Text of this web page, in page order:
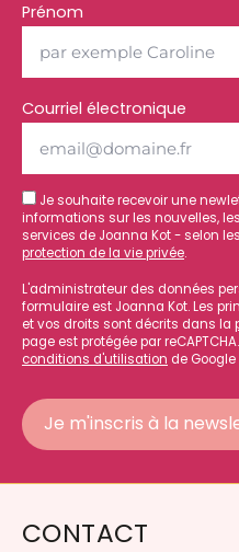
Prénom
Courriel électronique
Je souhaite recevoir une
informations sur les nouvelles,
services de Joanna Kot - selon
protection de la vie privée.
L'administrateur des données
formulaire est Joanna Kot. Les
et vos droits sont décrits dans la
page est protégée par
conditions d'utilisation de
Je m'inscris à la
CONTACT